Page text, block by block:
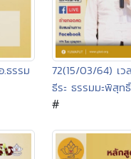
ธรรม
72(15/03/64) เ
ธีระ ธรรมมะพิสุทธิ์
#